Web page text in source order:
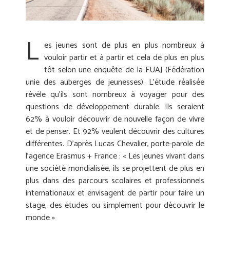
L es jeunes sont de plus en plus nombreux à
vouloir partir et à partir et cela de plus en plus
tôt selon une enquête de la FUAJ (Fédération
unie des auberges de jeunesses). L’étude réalisée
révèle qu’ils sont nombreux à voyager pour des
questions de développement durable. Ils seraient
62% à vouloir découvrir de nouvelle façon de vivre
et de penser. Et 92% veulent découvrir des cultures
différentes. D’après Lucas Chevalier, porte-parole de
l’agence Erasmus + France : « Les jeunes vivant dans
une société mondialisée, ils se projettent de plus en
plus dans des parcours scolaires et professionnels
internationaux et envisagent de partir pour faire un
stage, des études ou simplement pour découvrir le
monde »